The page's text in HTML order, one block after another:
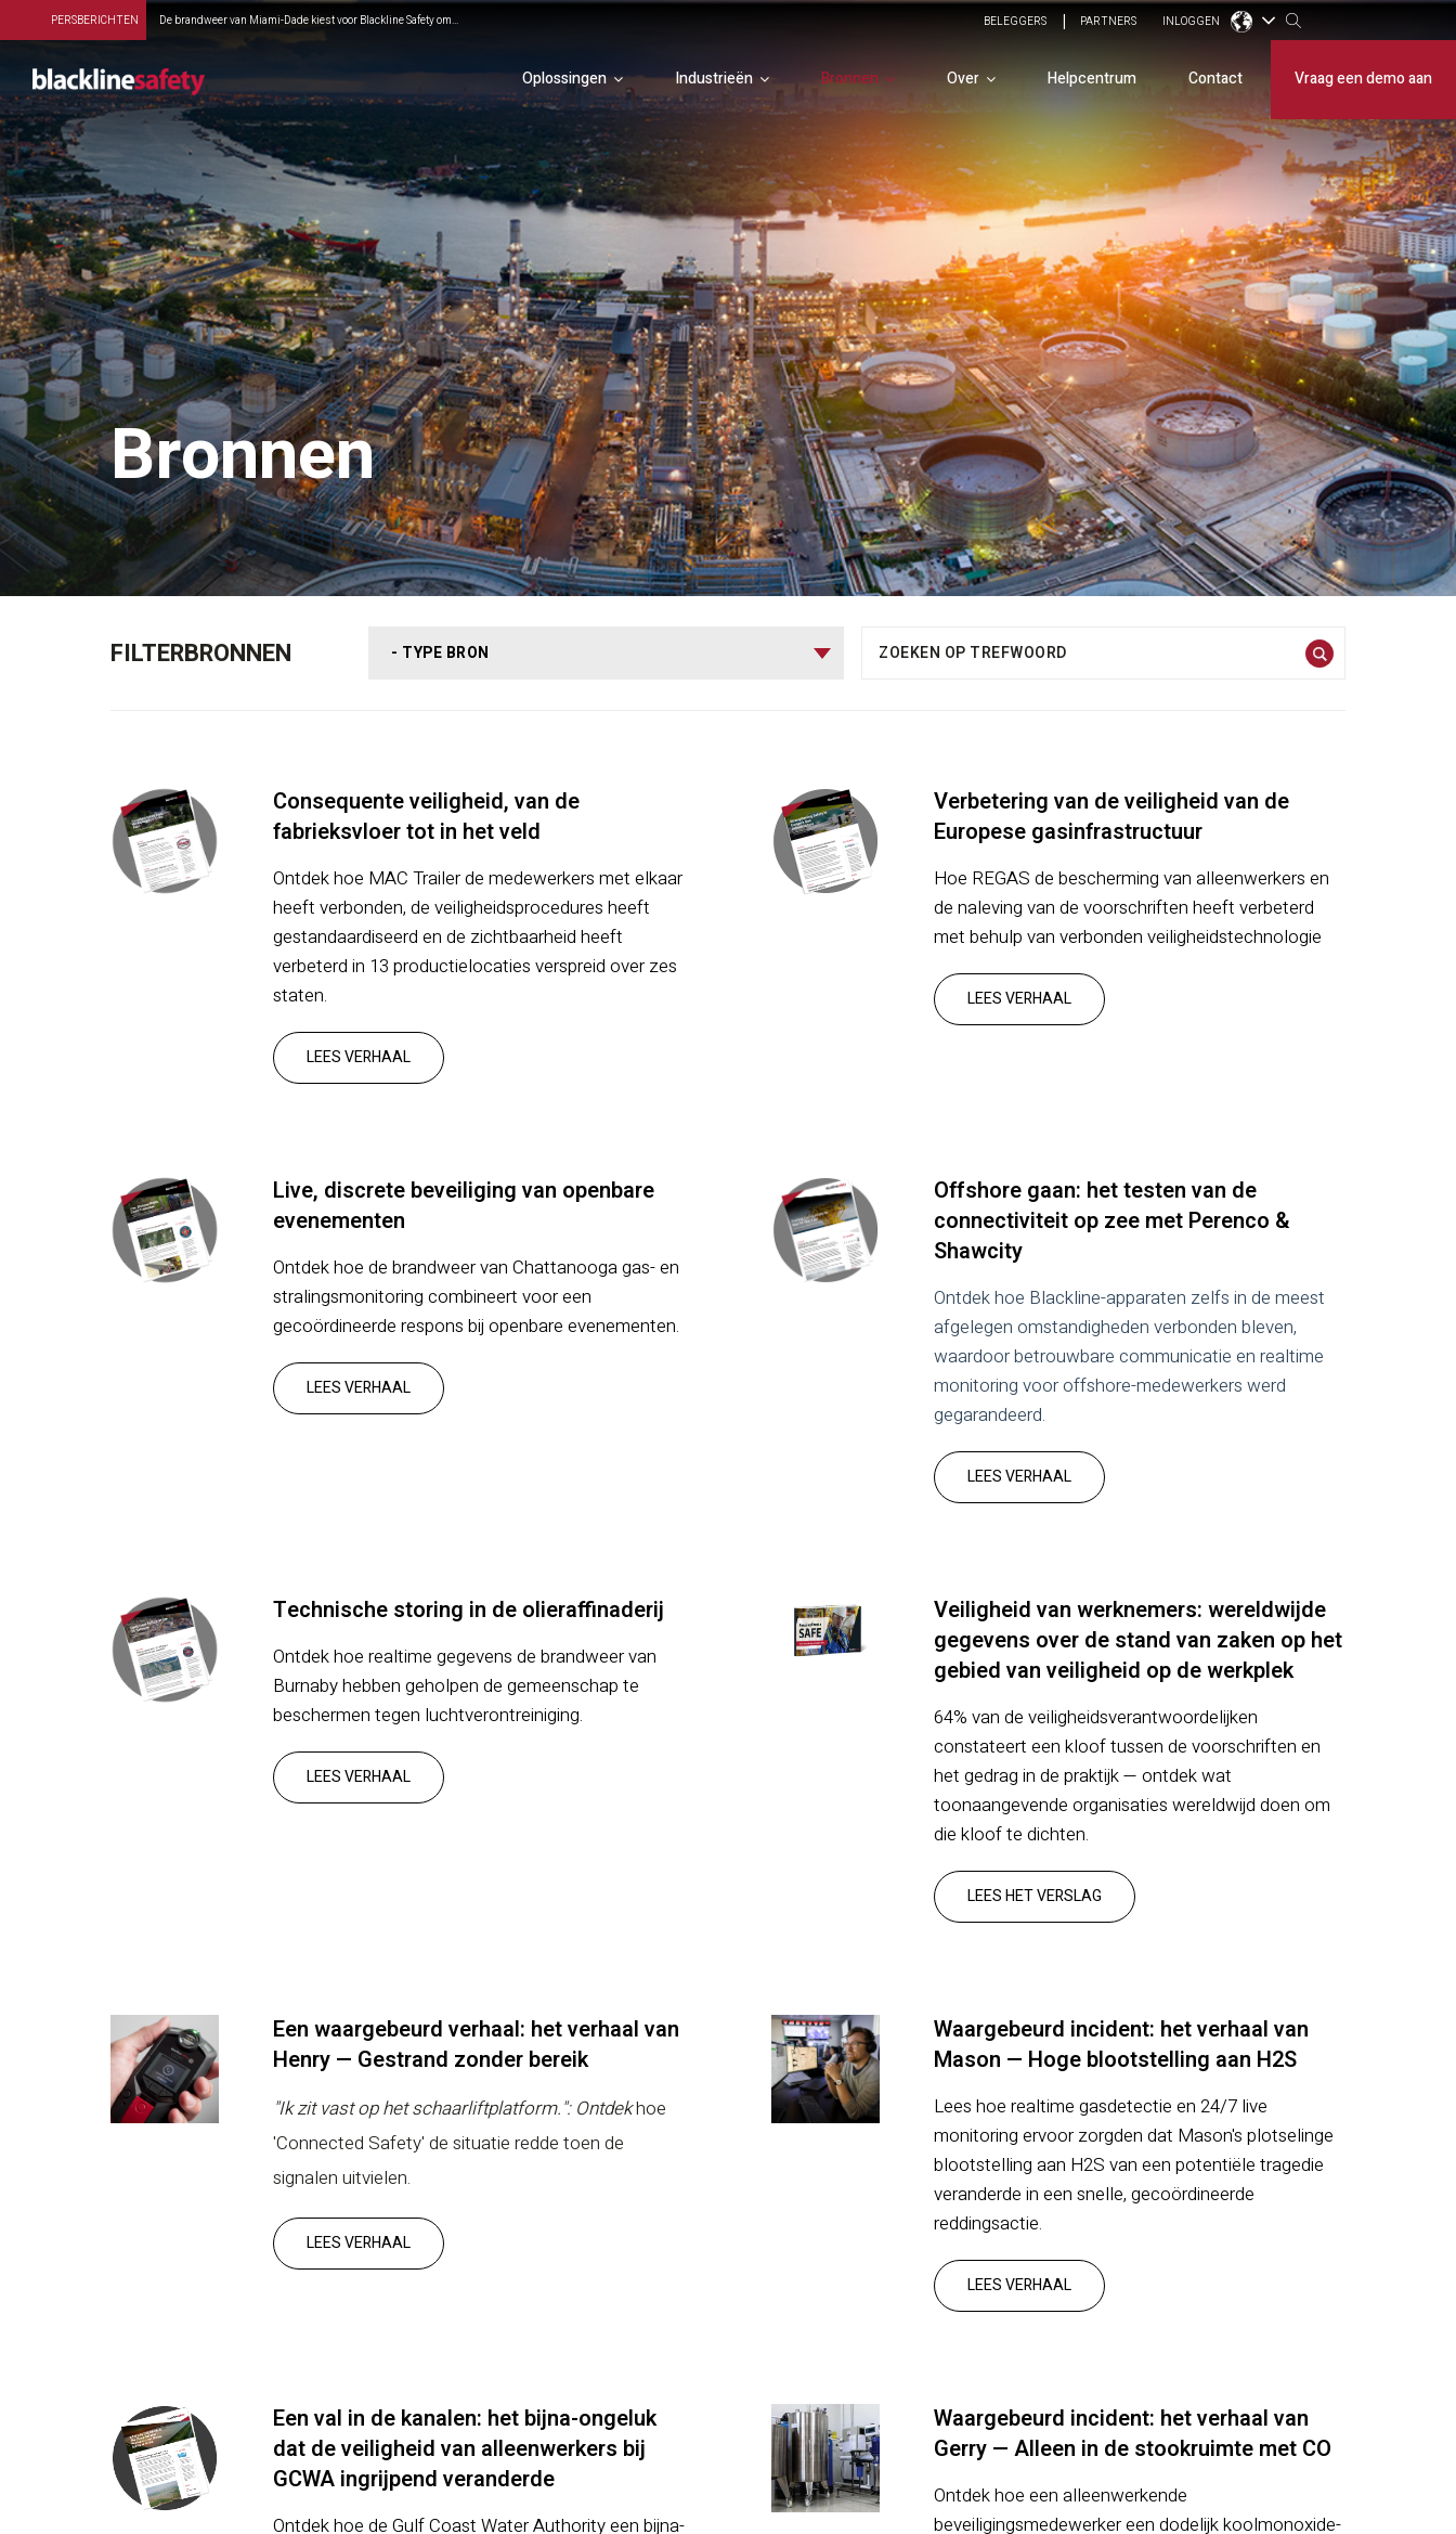
PERSBERICHTEN De brandweer van Miami-Dade kiest voor Blackline Safety om... BELEGGERS PARTNERS INLOGGEN
Oplossingen Industrieën Bronnen Over Helpcentrum Contact Vraag een demo aan
Bronnen
FILTERBRONNEN - TYPE BRON
Consequente veiligheid, van de
fabrieksvloer tot in het veld
Ontdek hoe MAC Trailer de medewerkers met elkaar
heeft verbonden, de veiligheidsprocedures heeft
gestandaardiseerd en de zichtbaarheid heeft
verbeterd in 13 productielocaties verspreid over zes
staten.
LEES VERHAAL
Verbetering van de veiligheid van de
Europese gasinfrastructuur
Hoe REGAS de bescherming van alleenwerkers en
de naleving van de voorschriften heeft verbeterd
met behulp van verbonden veiligheidstechnologie
LEES VERHAAL
Live, discrete beveiliging van openbare
evenementen
Ontdek hoe de brandweer van Chattanooga gas- en
stralingsmonitoring combineert voor een
gecoördineerde respons bij openbare evenementen.
LEES VERHAAL
Offshore gaan: het testen van de
connectiviteit op zee met Perenco &
Shawcity
Ontdek hoe Blackline-apparaten zelfs in de meest
afgelegen omstandigheden verbonden bleven,
waardoor betrouwbare communicatie en realtime
monitoring voor offshore-medewerkers werd
gegarandeerd.
LEES VERHAAL
Technische storing in de olieraffinaderij
Ontdek hoe realtime gegevens de brandweer van
Burnaby hebben geholpen de gemeenschap te
beschermen tegen luchtverontreiniging.
LEES VERHAAL
Veiligheid van werknemers: wereldwijde
gegevens over de stand van zaken op het
gebied van veiligheid op de werkplek
64% van de veiligheidsverantwoordelijken
constateert een kloof tussen de voorschriften en
het gedrag in de praktijk — ontdek wat
toonaangevende organisaties wereldwijd doen om
die kloof te dichten.
LEES HET VERSLAG
Een waargebeurd verhaal: het verhaal van
Henry — Gestrand zonder bereik
"Ik zit vast op het schaarliftplatform.": Ontdekhoe
'Connected Safety' de situatie redde toen de
signalen uitvielen.
LEES VERHAAL
Waargebeurd incident: het verhaal van
Mason — Hoge blootstelling aan H2S
Lees hoe realtime gasdetectie en 24/7 live
monitoring ervoor zorgden dat Mason's plotselinge
blootstelling aan H2S van een potentiële tragedie
veranderde in een snelle, gecoördineerde
reddingsactie.
LEES VERHAAL
Een val in de kanalen: het bijna-ongeluk
dat de veiligheid van alleenwerkers bij
GCWA ingrijpend veranderde
Ontdek hoe de Gulf Coast Water Authority een bijna-
Waargebeurd incident: het verhaal van
Gerry — Alleen in de stookruimte met CO
Ontdek hoe een alleenwerkende
beveiligingsmedewerker een dodelijk koolmonoxide-